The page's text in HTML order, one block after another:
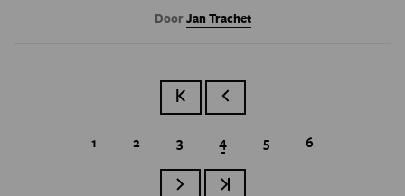
DoorJan Trachet
Paginatie
Eerste paginaVorige pagina
Page
1 Page
2 Page
3 Huidige pagina
4 Page
5 Page
6
Volgende paginaLaatste pagina